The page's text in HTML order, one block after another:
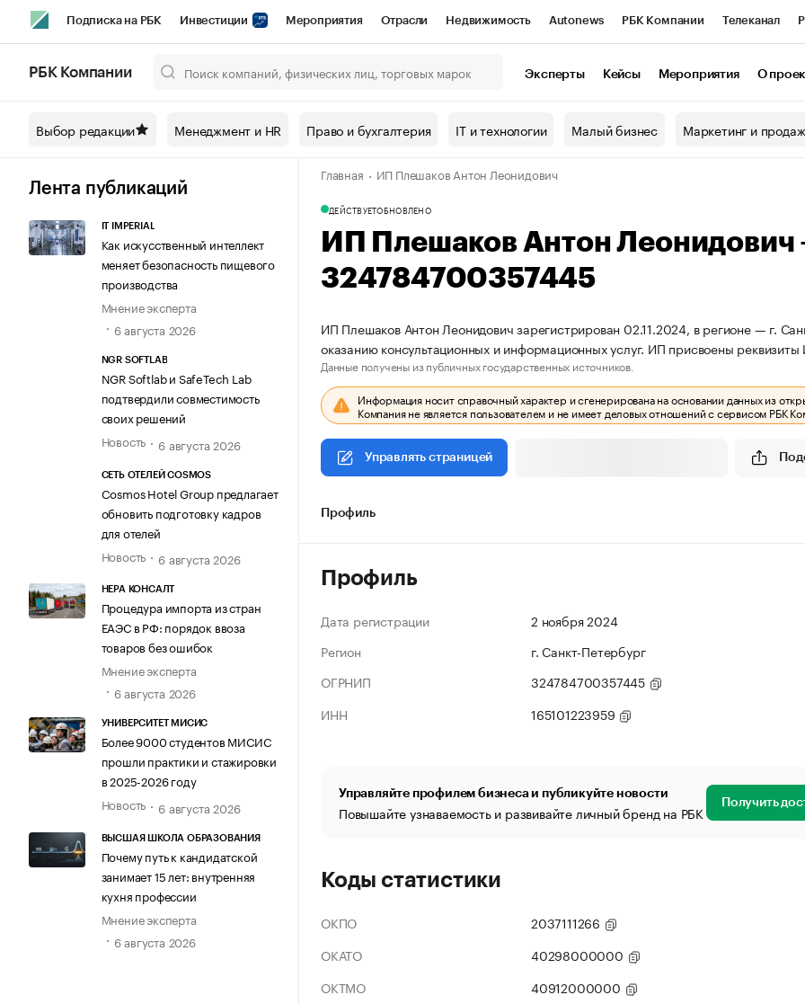
Подписка на РБК Инвестиции Мероприятия Отрасли Недвижимость Autonews РБК Компании Телеканал
Спецпроекты СПб Конференции СПб Спецпроекты Проверка контрагентов
Технологии и медиа Рынок наличной валюты
РБК Компании Эксперты Кейсы Мероприятия О
Выбор редакции Менеджмент и HR Право и бухгалтерия IT и технологии Малый бизнес Маркетинг и
Лента публикаций
IT IMPERIAL
Как искусственный интеллект
меняет безопасность пищевого
производства
Мнение эксперта
6 августа 2026
NGR SOFTLAB
NGR Softlab и SafeTech Lab
подтвердили совместимость
своих решений
Новость
6 августа 2026
СЕТЬ ОТЕЛЕЙ COSMOS
Cosmos Hotel Group предлагает
обновить подготовку кадров
для отелей
Новость
6 августа 2026
НЕРА КОНСАЛТ
Процедура импорта из стран
ЕАЭС в РФ: порядок ввоза
товаров без ошибок
Мнение эксперта
6 августа 2026
УНИВЕРСИТЕТ МИСИС
Более 9000 студентов МИСИС
прошли практики и стажировки
в 2025-2026 году
Новость
6 августа 2026
ВЫСШАЯ ШКОЛА ОБРАЗОВАНИЯ
Почему путь к кандидатской
занимает 15 лет: внутренняя
кухня профессии
Мнение эксперта
6 августа 2026
Главная ИП Плешаков Антон Леонидович
ДЕЙСТВУЕТОБНОВЛЕНО
ИП Плешаков Антон
324784700357445
ИП Плешаков Антон Леонидович зарегистрирован 02.11.2024, в регионе — г.
оказанию консультационных и информационных услуг. ИП присвоены
Данные получены из публичных государственных источников.
Информация носит справочный характер и сгенерирована на основании данных из
Компания не является пользователем и не имеет деловых отношений с сервисом РБК
Управлять страницей
Профиль
Профиль
Дата регистрации
2 ноября 2024
Регион
г. Санкт-Петербург
ОГРНИП
324784700357445
ИНН
165101223959
Управляйте профилем бизнеса и публикуйте новости
Повышайте узнаваемость и развивайте личный бренд на РБК Получить
Коды статистики
ОКПО
2037111266
ОКАТО
40298000000
ОКТМО
40912000000